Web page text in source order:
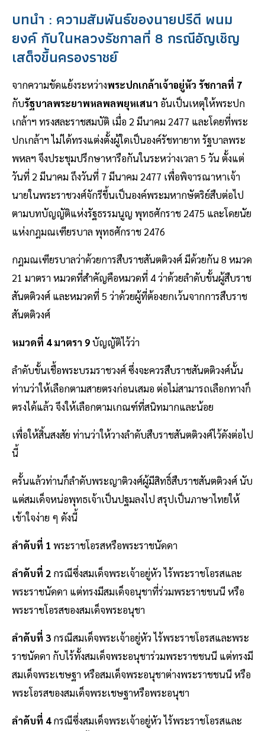
บทนำ : ความสัมพันธ์ของนายปรีดี พนม
ยงค์ กับในหลวงรัชกาลที่ 8 กรณีอัญเชิญ
เสด็จขึ้นครองราชย์
จากความขัดแย้งระหว่างพระปกเกล้าเจ้าอยู่หัว รัชกาลที่ 7
กับรัฐบาลพระยาพหลพลพยุหเสนา อันเป็นเหตุให้พระปก
เกล้าฯ ทรงสละราชสมบัติ เมื่อ 2 มีนาคม 2477 และโดยที่พระ
ปกเกล้าฯ ไม่ได้ทรงแต่งตั้งผู้ใดเป็นองค์รัชทายาท รัฐบาลพระ
พหลฯ จึงประชุมปรึกษาหารือกันในระหว่างเวลา 5 วัน ตั้งแต่
วันที่ 2 มีนาคม ถึงวันที่ 7 มีนาคม 2477 เพื่อพิจารณาหาเจ้า
นายในพระราชวงศ์จักรีขึ้นเป็นองค์พระมหากษัตริย์สืบต่อไป
ตามบทบัญญัติแห่งรัฐธรรมนูญ พุทธศักราช 2475 และโดยนัย
แห่งกฎมณเฑียรบาล พุทธศักราช 2476
กฎมณเฑียรบาลว่าด้วยการสืบราชสันตติวงศ์ มีด้วยกัน 8 หมวด
21 มาตรา หมวดที่สำคัญคือหมวดที่ 4 ว่าด้วยลำดับขั้นผู้สืบราช
สันตติวงศ์ และหมวดที่ 5 ว่าด้วยผู้ที่ต้องยกเว้นจากการสืบราช
สันตติวงศ์
หมวดที่ 4 มาตรา 9บัญญัติไว้ว่า
ลำดับขั้นเชื้อพระบรมราชวงศ์ ซึ่งจะควรสืบราชสันตติวงศ์นั้น
ท่านว่าให้เลือกตามสายตรงก่อนเสมอ ต่อไม่สามารถเลือกทางก็
ตรงได้แล้ว จึงให้เลือกตามเกณฑ์ที่สนิทมากและน้อย
เพื่อให้สิ้นสงสัย ท่านว่าให้วางลำดับสืบราชสันตติวงศ์ไว้ดังต่อไป
นี้
ครั้นแล้วท่านก็ลำดับพระญาติวงศ์ผู้มีสิทธิ์สืบราชสันตติวงศ์ นับ
แต่สมเด็จหน่อพุทธเจ้าเป็นปฐมลงไป สรุปเป็นภาษาไทยให้
เข้าใจง่าย ๆ ดังนี้
ลำดับที่ 1 พระราชโอรสหรือพระราชนัดดา
ลำดับที่ 2 กรณีซึ่งสมเด็จพระเจ้าอยู่หัว ไร้พระราชโอรสและ
พระราชนัดดา แต่ทรงมีสมเด็จอนุชาที่ร่วมพระราชชนนี หรือ
พระราชโอรสของสมเด็จพระอนุชา
ลำดับที่ 3 กรณีสมเด็จพระเจ้าอยู่หัว ไร้พระราชโอรสและพระ
ราชนัดดา กับไร้ทั้งสมเด็จพระอนุชาร่วมพระราชชนนี แต่ทรงมี
สมเด็จพระเชษฐา หรือสมเด็จพระอนุชาต่างพระราชชนนี หรือ
พระโอรสของสมเด็จพระเชษฐาหรือพระอนุชา
ลำดับที่ 4กรณีซึ่งสมเด็จพระเจ้าอยู่หัว ไร้พระราชโอรสและ